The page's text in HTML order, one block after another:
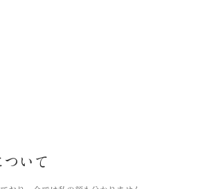
ついて